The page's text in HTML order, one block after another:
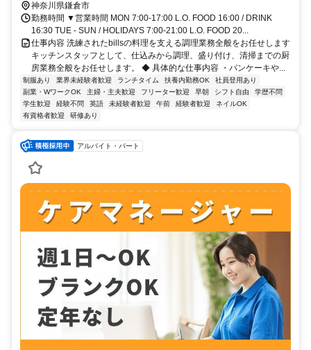
駅 徒歩1分
神奈川県鎌倉市
勤務時間 ▼営業時間 MON 7:00-17:00 L.O. FOOD 16:00 / DRINK
16:30 TUE - SUN / HOLIDAYS 7:00-21:00 L.O. FOOD 20...
仕事内容 洗練されたbillsの料理を支える調理業務全般をお任せします
キッチンスタッフとして、仕込みから調理、盛り付け、清掃までの厨
房業務全般をお任せします。 ◆ 具体的な仕事内容 ・パンケーキや...
制服あり 業界未経験者歓迎 ランチタイム 扶養内勤務OK
社員登用あり
副業・WワークOK
主婦・主夫歓迎 フリーター歓迎 早朝 シフト自由
学歴不問
学生歓迎
経験不問 英語 未経験者歓迎 午前 経験者歓迎
ネイルOK
有資格者歓迎
研修あり
アルバイト・パート